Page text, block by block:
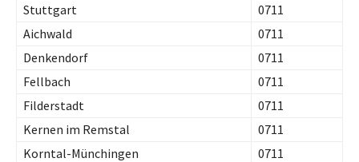
Stuttgart
0711
Aichwald
0711
Denkendorf
0711
Fellbach
0711
Filderstadt
0711
Kernen im Remstal
0711
Korntal-Münchingen
0711